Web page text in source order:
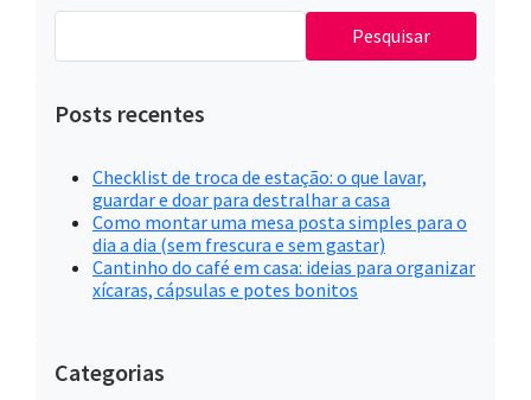
Posts recentes
Checklist de troca de estação: o que lavar,
guardar e doar para destralhar a casa
Como montar uma mesa posta simples para o
dia a dia (sem frescura e sem gastar)
Cantinho do café em casa: ideias para organizar
xícaras, cápsulas e potes bonitos
Categorias